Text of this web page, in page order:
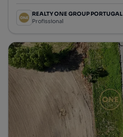
REALTY ONE GROUP PORTUGAL
Profissional